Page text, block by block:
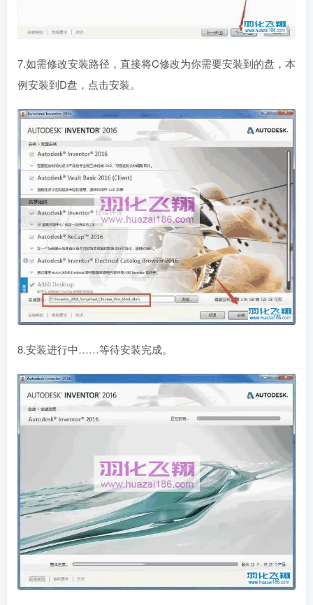
7.如需修改安装路径，直接将C修改为你需要安装到的盘，本
例安装到D盘，点击安装。
8.安装进行中……等待安装完成。